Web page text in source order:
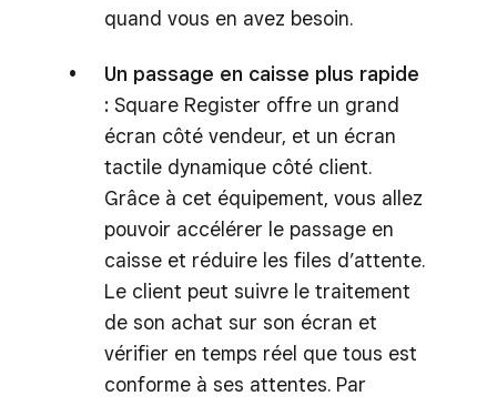
quand vous en avez besoin.
Un passage en caisse plus rapide
: Square Register offre un grand
écran côté vendeur, et un écran
tactile dynamique côté client.
Grâce à cet équipement, vous allez
pouvoir accélérer le passage en
caisse et réduire les files d’attente.
Le client peut suivre le traitement
de son achat sur son écran et
vérifier en temps réel que tous est
conforme à ses attentes. Par